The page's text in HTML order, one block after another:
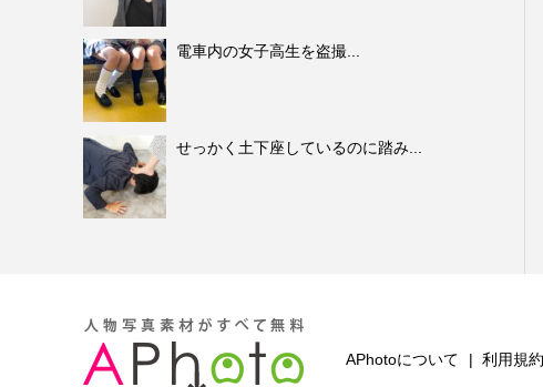
電車内の女子高生を盗撮...
せっかく土下座しているのに踏み...
APhotoについて 利用規約